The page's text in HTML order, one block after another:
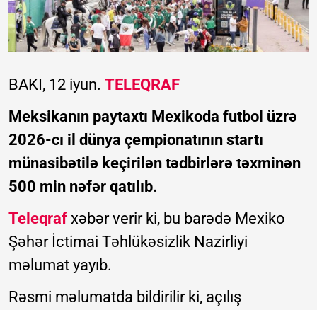
BAKI, 12 iyun. TELEQRAF
Meksikanın paytaxtı Mexikoda futbol üzrə
2026-cı il dünya çempionatının startı
münasibətilə keçirilən tədbirlərə təxminən
500 min nəfər qatılıb.
Teleqraf xəbər verir ki, bu barədə Mexiko
Şəhər İctimai Təhlükəsizlik Nazirliyi
məlumat yayıb.
Rəsmi məlumatda bildirilir ki, açılış